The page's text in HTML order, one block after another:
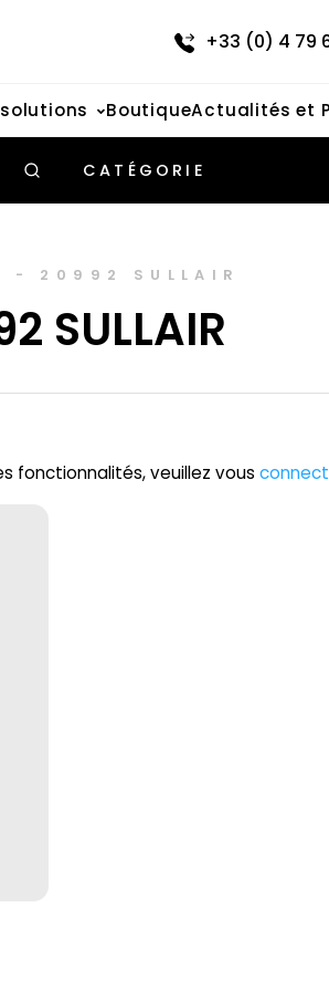
+33 (0) 4 79
BoutiqueActualités et
CATÉGORIE
- 20992 SULLAIR
SULLAIR
fonctionnalités, veuillez vous